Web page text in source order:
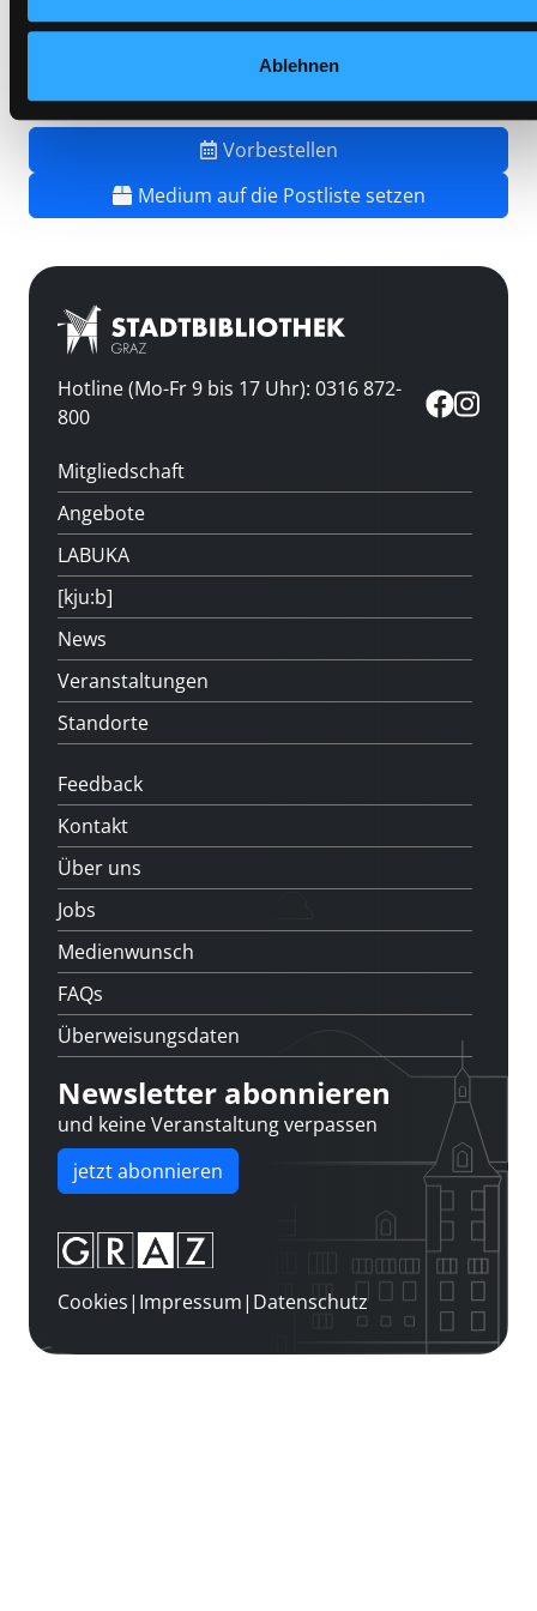
Ablehnen
Barcode:2607SB01570
Vorbestellen
Medium auf die Postliste setzen
Hotline (Mo-Fr 9 bis 17 Uhr): 0316 872-
800
Mitgliedschaft
Angebote
LABUKA
[kju:b]
News
Veranstaltungen
Standorte
Feedback
Kontakt
Über uns
Jobs
Medienwunsch
FAQs
Überweisungsdaten
Newsletter abonnieren
und keine Veranstaltung verpassen
jetzt abonnieren
Cookies| Impressum| Datenschutz